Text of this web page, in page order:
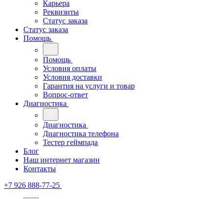
Карьера
Реквизиты
Статус заказа
Статус заказа
Помощь
Помощь
Условия оплаты
Условия доставки
Гарантия на услуги и товар
Вопрос-ответ
Диагностика
Диагностика
Диагностика телефона
Тестер геймпада
Блог
Наш интернет магазин
Контакты
+7 926 888-77-25